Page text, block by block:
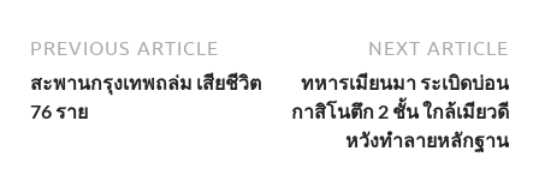
PREVIOUS ARTICLE
สะพานกรุงเทพถล่ม เสียชีวิต
76 ราย
NEXT ARTICLE
ทหารเมียนมา ระเบิดบ่อน
กาสิโนตึก 2 ชั้น ใกล้เมียวดี
หวังทำลายหลักฐาน